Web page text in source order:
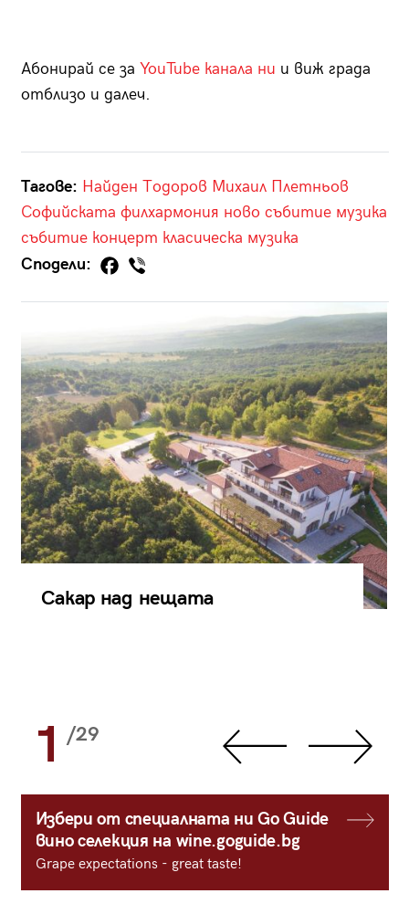
Абонирай се за YouTube канала ни и виж града
отблизо и далеч.
Тагове: Найден Тодоров Михаил Плетньов
Софийската филхармония ново събитие музика
събитие концерт класическа музика
Сподели:
Сакар над нещата
1 /29
Избери от специалната ни Go Guide
вино селекция на wine.goguide.bg
Grape expectations - great taste!